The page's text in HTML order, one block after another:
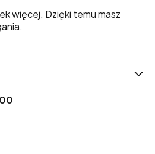
więcej. Dzięki temu masz